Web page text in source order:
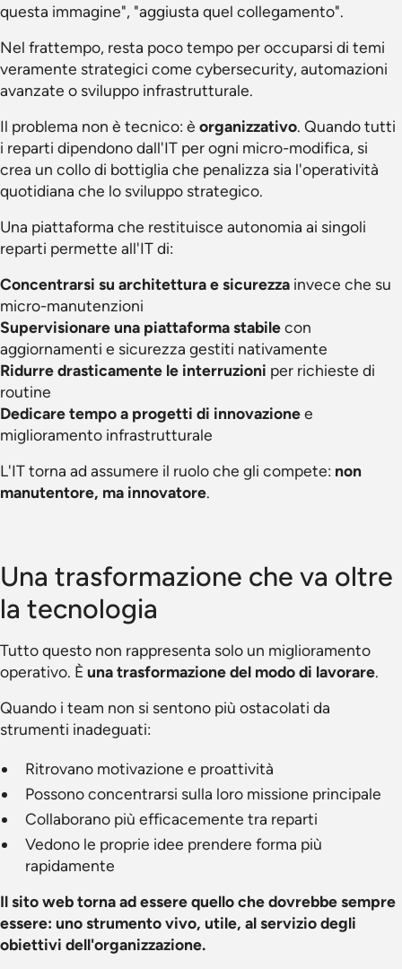
questa immagine", "aggiusta quel collegamento".
Nel frattempo, resta poco tempo per occuparsi di temi
veramente strategici come cybersecurity, automazioni
avanzate o sviluppo infrastrutturale.
Il problema non è tecnico: è organizzativo. Quando tutti
i reparti dipendono dall'IT per ogni micro-modifica, si
crea un collo di bottiglia che penalizza sia l'operatività
quotidiana che lo sviluppo strategico.
Una piattaforma che restituisce autonomia ai singoli
reparti permette all'IT di:
Concentrarsi su architettura e sicurezza invece che su
micro-manutenzioni
Supervisionare una piattaforma stabilecon
aggiornamenti e sicurezza gestiti nativamente
Ridurre drasticamente le interruzioni per richieste di
routine
Dedicare tempo a progetti di innovazionee
miglioramento infrastrutturale
L'IT torna ad assumere il ruolo che gli compete: non
manutentore, ma innovatore.
Una trasformazione che va oltre
la tecnologia
Tutto questo non rappresenta solo un miglioramento
operativo. È una trasformazione del modo di lavorare.
Quando i team non si sentono più ostacolati da
strumenti inadeguati:
Ritrovano motivazione e proattività
Possono concentrarsi sulla loro missione principale
Collaborano più efficacemente tra reparti
Vedono le proprie idee prendere forma più
rapidamente
Il sito web torna ad essere quello che dovrebbe sempre
essere: uno strumento vivo, utile, al servizio degli
obiettivi dell'organizzazione.